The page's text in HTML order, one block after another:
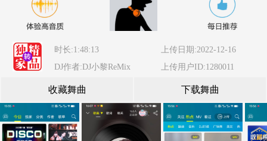
时长:1:48:13
上传日期:2022-12-16
DJ作者:DJ小黎ReMix
上传用户ID:1280011
收藏舞曲 下载舞曲